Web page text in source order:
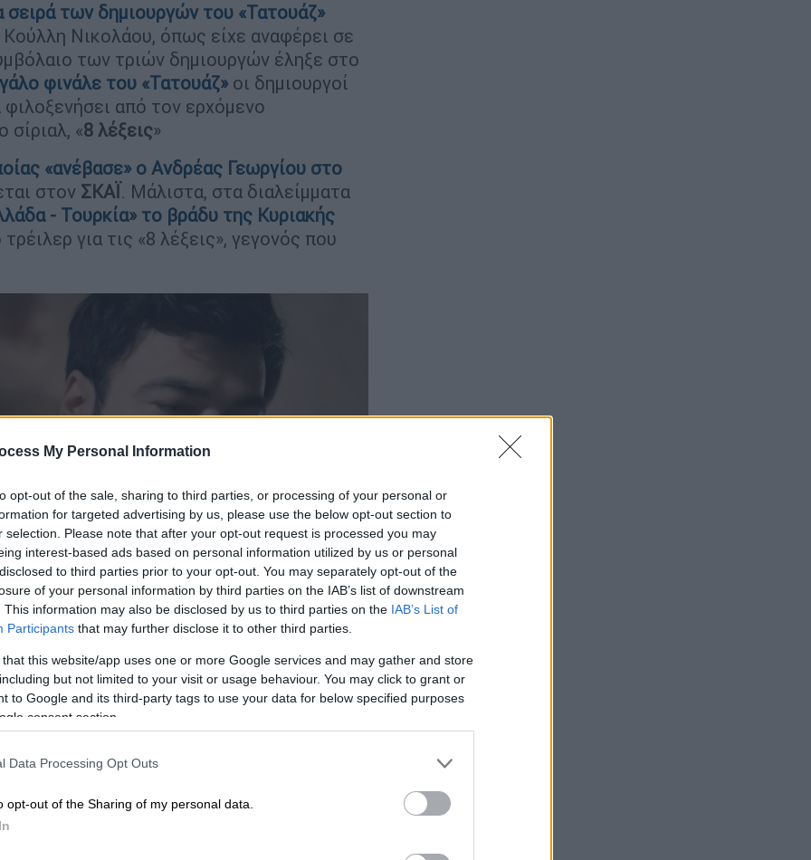
My Personal Information
opt-out of the sale, sharing to third parties, or processing of your personal or
for targeted advertising by us, please use the below opt-out section to
selection. Please note that after your opt-out request is processed you may
interest-based ads based on personal information utilized by us or personal
to third parties prior to your opt-out. You may separately opt-out of the
of your personal information by third parties on the IAB’s list of downstream
This information may also be disclosed by us to third parties on the IAB’s List of
Participants that may further disclose it to other third parties.
that this website/app uses one or more Google services and may gather and store
but not limited to your visit or usage behaviour. You may click to grant or
to Google and its third-party tags to use your data for below specified purposes
consent section.
Data Processing Opt Outs
opt-out of the Sharing of my personal data.
σειρά των δημιουργών του «Τατουάζ»
Νικολάου, όπως είχε αναφέρει σε
των τριών δημιουργών έληξε στο
φινάλε του «Τατουάζ»οι δημιουργοί
από τον ερχόμενο
«8 λέξεις»
«ανέβασε» ο Ανδρέας Γεωργίου στο
στον ΣΚΑΪ. Μάλιστα, στα διαλείμματα
- Τουρκία» το βράδυ της Κυριακής
για τις «8 λέξεις», γεγονός που